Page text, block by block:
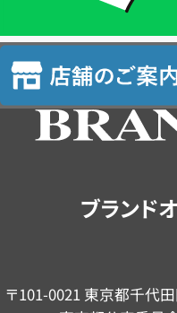
査
定
店
舗
の
ブランド
〒101-0021 東京都千代